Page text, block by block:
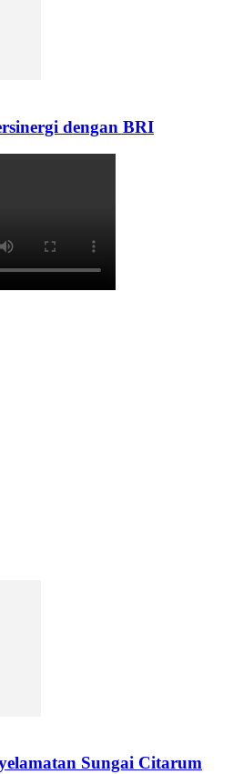
dengan BRI
Sungai Citarum